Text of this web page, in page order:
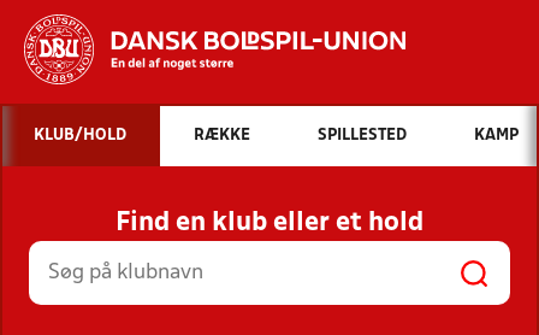
Hvad vil du søge efter?
INDHOLD OG NYHEDER
STILLINGER, RESULTATER, KLUBBER OG
HOLD
KLUB/HOLD RÆKKE SPILLESTED KAMP
Find en klub eller et hold